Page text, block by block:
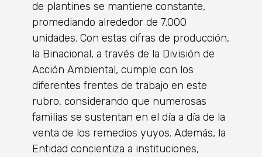
de plantines se mantiene constante,
promediando alrededor de 7.000
unidades. Con estas cifras de producción,
la Binacional, a través de la División de
Acción Ambiental, cumple con los
diferentes frentes de trabajo en este
rubro, considerando que numerosas
familias se sustentan en el día a día de la
venta de los remedios yuyos. Además, la
Entidad concientiza a instituciones,